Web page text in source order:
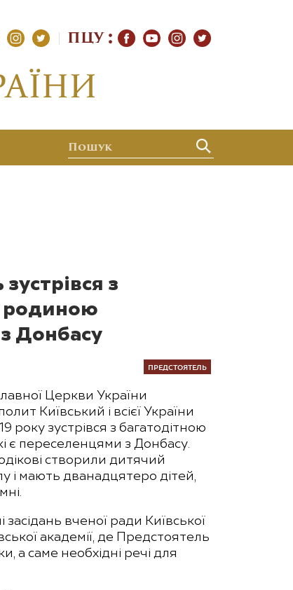
ПЦУ
з
родиною
Донбасу
ПРЕДСТОЯТЕЛЬ
Церкви України
Київський і всієї України
року зустрівся з багатодітною
є переселенцями з Донбасу.
створили дитячий
і мають дванадцятеро дітей,
засідань вченої ради Київської
академії, де Предстоятель
а саме необхідні речі для